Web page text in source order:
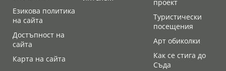
Езикова политика
на сайта
Достъпност на
сайта
Карта на сайта
проект
Туристически
посещения
Арт обиколки
Как се стига до
Съда